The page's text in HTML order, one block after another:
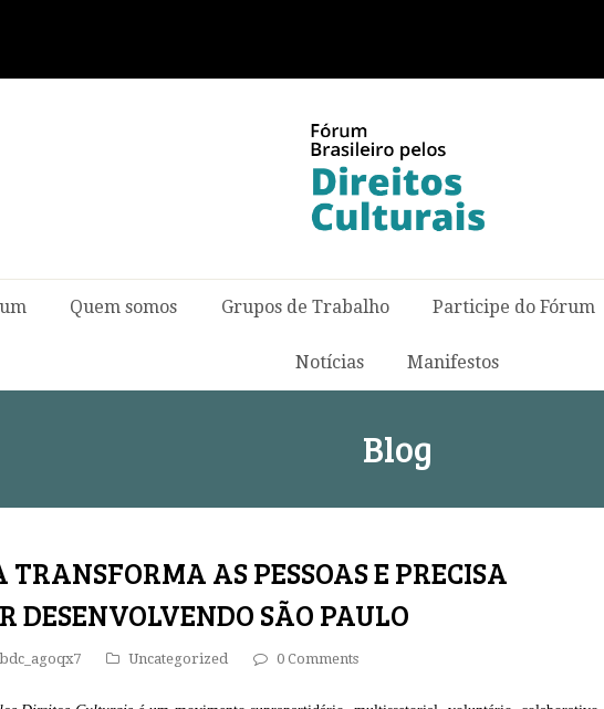
Quem somos Grupos de Trabalho Participe do Fórum
Notícias Manifestos
Blog
AS PESSOAS E PRECISA
DESENVOLVENDO SÃO PAULO
Uncategorized 0 Comments